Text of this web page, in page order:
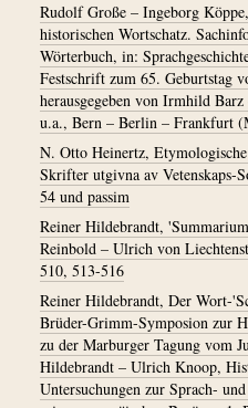
Rudolf Große – Ingeborg
historischen Wortschatz.
Wörterbuch, in:
Festschrift zum 65. Geburtstag
herausgegeben von Irmhild
u.a., Bern – Berlin – Frankfurt
N. Otto Heinertz,
Skrifter utgivna av Vetenskaps-
54 und passim
Reiner Hildebrandt,
Reinbold – Ulrich von
510, 513-516
Reiner Hildebrandt, Der Wort-
Brüder-Grimm-Symposion zur
zu der Marburger Tagung vom
Hildebrandt – Ulrich Knoop,
Untersuchungen zur Sprach-